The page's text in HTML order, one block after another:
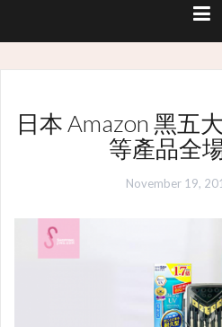
日本 Amazon 黑五
等產品全
November 19,